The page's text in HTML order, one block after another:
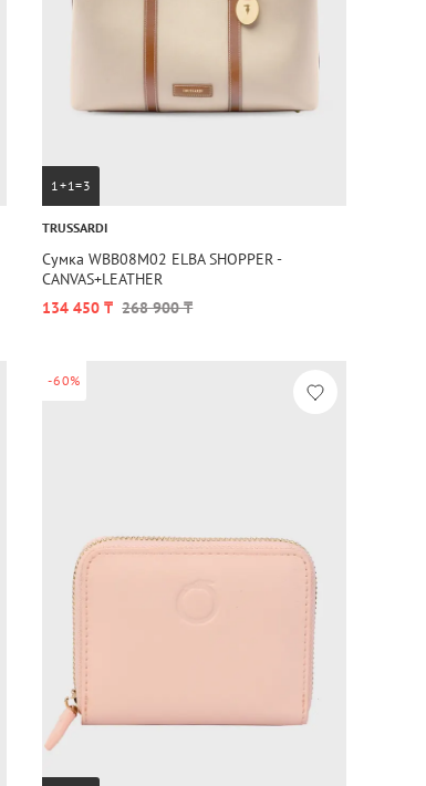
1+1=3
TRUSSARDI
Сумка WBB08M02 ELBA SHOPPER -
CANVAS+LEATHER
134 450 ₸ 268 900 ₸
-60%